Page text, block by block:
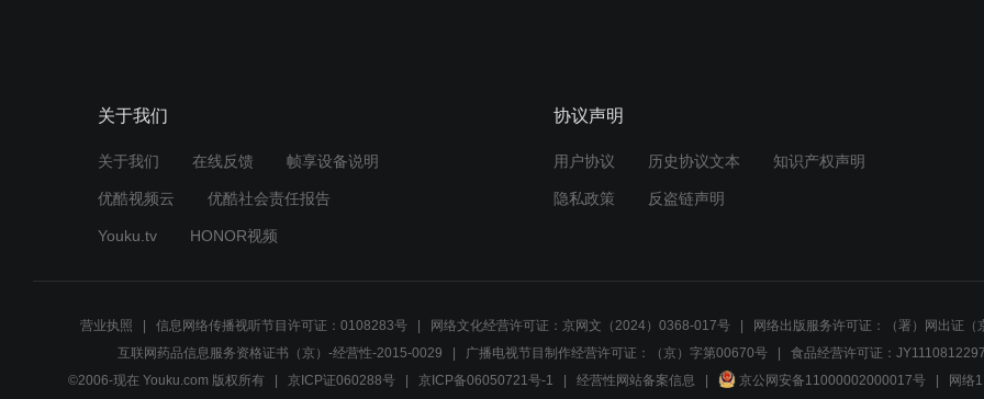
关于我们
关于我们 在线反馈 帧享设备说明
优酷视频云 优酷社会责任报告
Youku.tv HONOR视频
协议声明
用户协议 历史协议文本 知识产权声明
隐私政策 反盗链声明
营业执照 信息网络传播视听节目许可证：0108283号 网络文化经营许可证：京网文（2024）0368-017号
网络出版服务许可证：（署）网出证（
互联网药品信息服务资格证书（京）-经营性-2015-0029
广播电视节目制作经营许可证：（京）字第00670号
食品经营许可证：
©2006-现在 Youku.com 版权所有
京ICP证060288号 京ICP备06050721号-1 经营性网站备案信息 京公网安备11000002000017号 网络